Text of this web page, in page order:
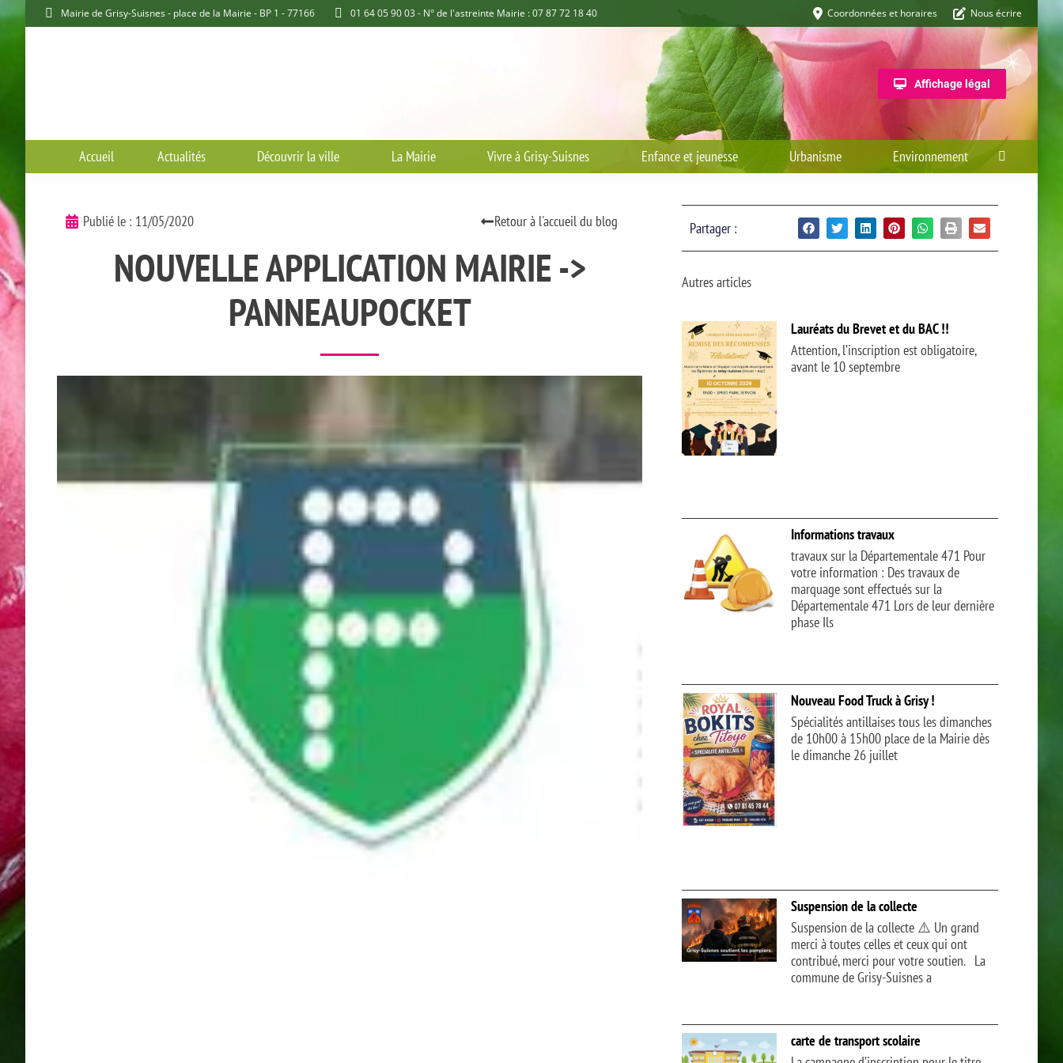
Mairie de Grisy-Suisnes - place de la Mairie - BP 1 - 77166 01 64 05 90 03 - N° de l'astreinte Mairie : 07 87 72 18 40 Coordonnées et horaires Nous écrire
Affichage légal
Accueil Actualités Découvrir la ville La Mairie Vivre à Grisy-Suisnes Enfance et jeunesse Urbanisme Environnement
Publié le : 11/05/2020 Retour à l'accueil du blog
NOUVELLE APPLICATION MAIRIE ->
PANNEAUPOCKET
Partager :
Autres articles
Lauréats du Brevet et du BAC !!
Attention, l’inscription est obligatoire,
avant le 10 septembre
Informations travaux
travaux sur la Départementale 471 Pour
votre information : Des travaux de
marquage sont effectués sur la
Départementale 471 Lors de leur dernière
phase Ils
Nouveau Food Truck à Grisy !
Spécialités antillaises tous les dimanches
de 10h00 à 15h00 place de la Mairie dès
le dimanche 26 juillet
Suspension de la collecte
Suspension de la collecte ⚠️ Un grand
merci à toutes celles et ceux qui ont
contribué, merci pour votre soutien. La
commune de Grisy-Suisnes a
carte de transport scolaire